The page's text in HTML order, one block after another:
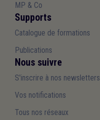
MP & Co
Supports
Catalogue de formations
Publications
Nous suivre
S'inscrire à nos newsletters
Vos notifications
Tous nos réseaux